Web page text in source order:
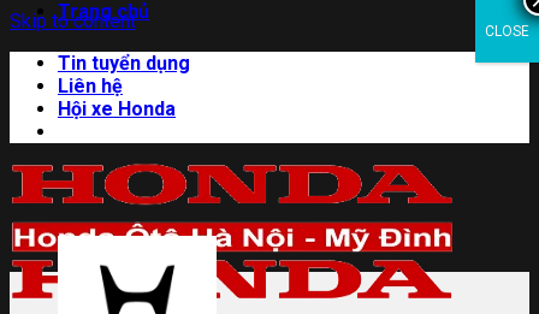
Skip to content
Trang chủ
Tin tuyển dụng
Liên hệ
Hội xe Honda
CLOSE